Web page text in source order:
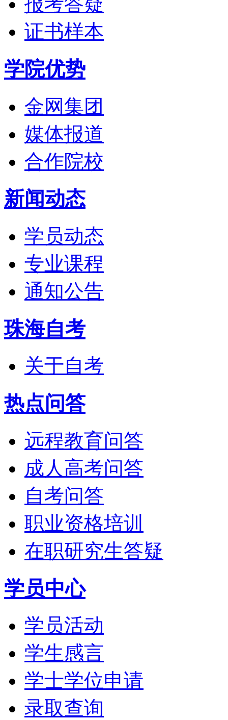
证书样本
学院优势
金网集团
媒体报道
合作院校
新闻动态
学员动态
专业课程
通知公告
珠海自考
关于自考
热点问答
远程教育问答
成人高考问答
自考问答
职业资格培训
在职研究生答疑
学员中心
学员活动
学生感言
学士学位申请
录取查询